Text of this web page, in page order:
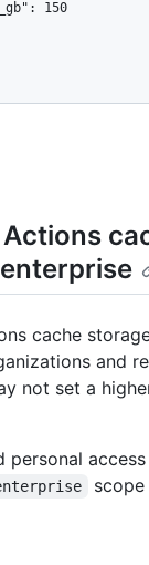
cache
and
not set a
personal